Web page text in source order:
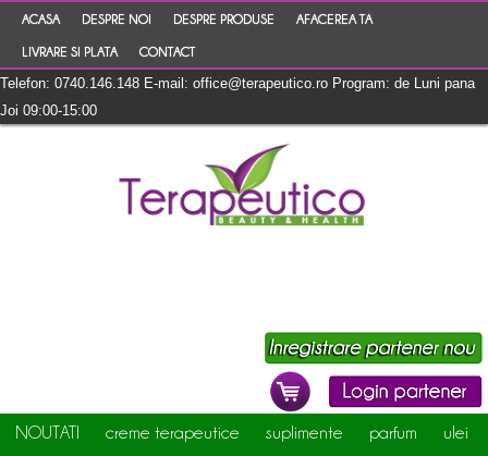
ACASA DESPRE NOI DESPRE PRODUSE AFACEREA TA
LIVRARE SI PLATA CONTACT
Telefon: 0740.146.148 E-mail: office@terapeutico.ro Program: de Luni pana
Joi 09:00-15:00
NOUTATI creme terapeutice suplimente parfum
ulei